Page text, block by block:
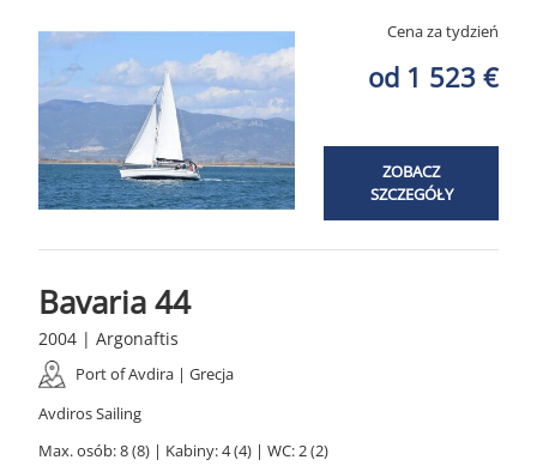
Cena za tydzień
od 1 523 €
ZOBACZ
SZCZEGÓŁY
Bavaria 44
2004 | Argonaftis
Port of Avdira | Grecja
Avdiros Sailing
Max. osób: 8 (8) | Kabiny: 4 (4) | WC: 2 (2)